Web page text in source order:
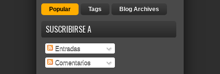
Popular Tags Blog Archives
SUSCRIBIRSE A
Entradas
Comentarios